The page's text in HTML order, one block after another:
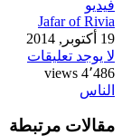
Twitter
فيديو
Jafar of Rivia
19 أكتوبر, 2014
لا يوجد تعليقات
4٬486 views
الناس
مقالات مرتبطة